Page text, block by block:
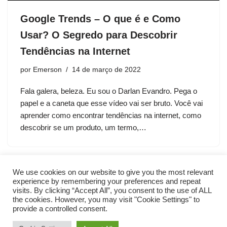
Google Trends – O que é e Como
Usar? O Segredo para Descobrir
Tendências na Internet
por Emerson 14 de março de 2022
Fala galera, beleza. Eu sou o Darlan Evandro. Pega o
papel e a caneta que esse vídeo vai ser bruto. Você vai
aprender como encontrar tendências na internet, como
descobrir se um produto, um termo,…
We use cookies on our website to give you the most relevant
experience by remembering your preferences and repeat
visits. By clicking “Accept All”, you consent to the use of ALL
the cookies. However, you may visit "Cookie Settings" to
provide a controlled consent.